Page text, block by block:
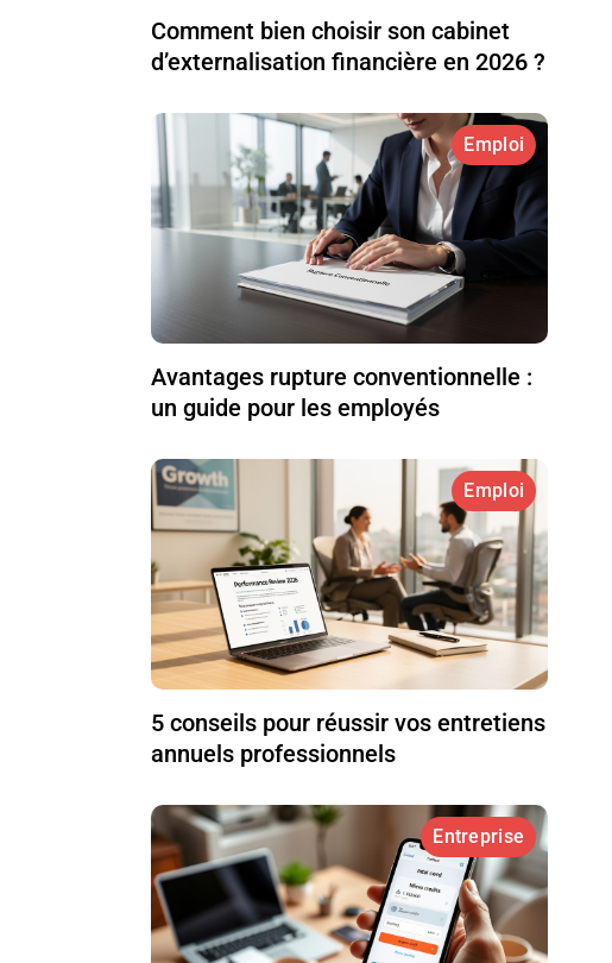
Comment bien choisir son cabinet
d’externalisation financière en 2026 ?
Emploi
Avantages rupture conventionnelle :
un guide pour les employés
Emploi
5 conseils pour réussir vos entretiens
annuels professionnels
Entreprise